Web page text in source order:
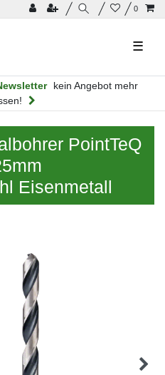
0
☰
kein Angebot mehr
PointTeQ
Eisenmetall